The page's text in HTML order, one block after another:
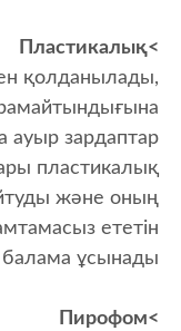
>Пластикалық
қолданылады,
ауыр зардаптар
пластикалық
және оның
ететін
ұсынады.
>Пирофом